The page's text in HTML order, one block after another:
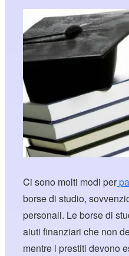
Ci sono molti modi per
borse di studio,
personali. Le borse di
aiuti finanziari che non
mentre i prestiti devono